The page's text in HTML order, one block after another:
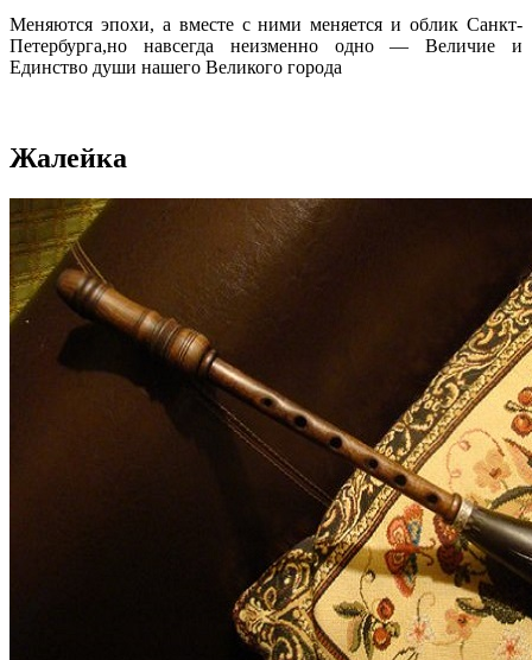
Меняются эпохи, а вместе с ними меняется и облик Санкт-
Петербурга,но навсегда неизменно одно — Величие и
Единство души нашего Великого города
Жалейка